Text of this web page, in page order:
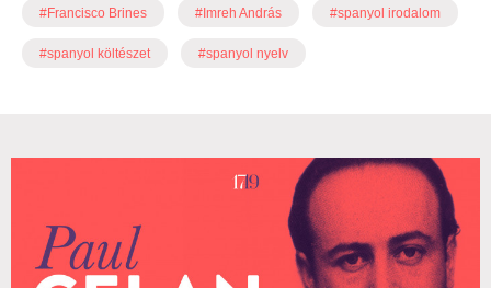
#Francisco Brines #Imreh András #spanyol irodalom
#spanyol költészet #spanyol nyelv